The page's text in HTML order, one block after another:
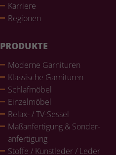
Karriere
Regionen
PRODUKTE
Moderne Gar­ni­tu­ren
Klas­si­sche Gar­ni­tu­ren
Schlaf­mö­bel
Ein­zel­mö­bel
Relax- / TV-Sessel
Maß­an­fer­ti­gung & Son­der­
an­fer­ti­gung
Stoffe / Kunst­le­der / Leder